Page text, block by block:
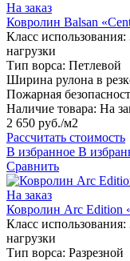
На заказ
Ковролин Balsan
Класс использования:
нагрузки
Тип ворса: Петлевой
Ширина рулона в
Пожарная
Наличие товара: На
2 650 руб./м2
Рассчитать стоимость
В избранное В
Сравнить
На заказ
Ковролин Arc Edition
Класс использования:
нагрузки
Тип ворса: Разрезной